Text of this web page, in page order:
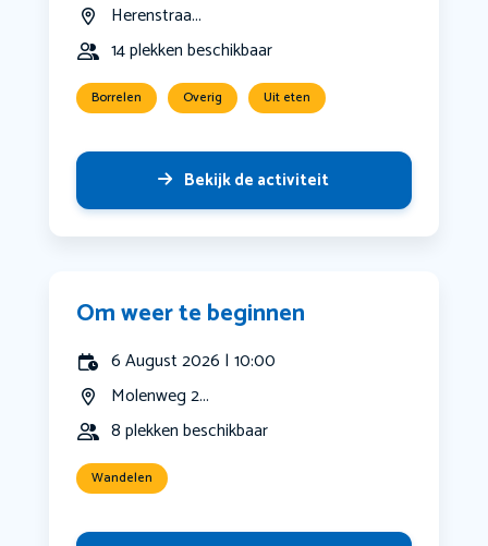
Herenstraa...
14 plekken beschikbaar
Borrelen Overig Uit eten
Bekijk de activiteit
Om weer te beginnen
6 August 2026 | 10:00
Molenweg 2...
8 plekken beschikbaar
Wandelen